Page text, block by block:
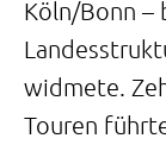
Köln/Bonn –
widmete.
Touren